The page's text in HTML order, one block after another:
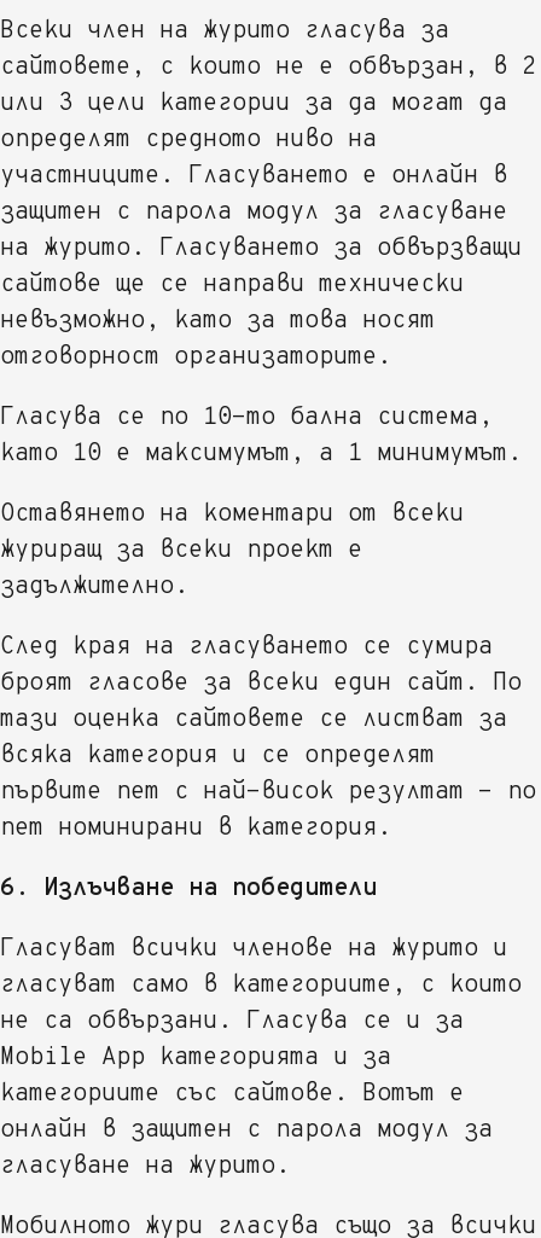
Всеки член на журито гласува за
сайтовете, с които не е обвързан, в 2
или 3 цели категории за да могат да
определят средното ниво на
участниците. Гласуването е онлайн в
защитен с парола модул за гласуване
на журито. Гласуването за обвързващи
сайтове ще се направи технически
невъзможно, като за това носят
отговорност организаторите.
Гласува се по 10-то бална система,
като 10 е максимумът, а 1 минимумът.
Оставянето на коментари от всеки
журиращ за всеки проект е
задължително.
След края на гласуването се сумира
броят гласове за всеки един сайт. По
тази оценка сайтовете се листват за
всяка категория и се определят
първите пет с най-висок резултат - по
пет номинирани в категория.
6. Излъчване на победители
Гласуват всички членове на журито и
гласуват само в категориите, с които
не са обвързани. Гласува се и за
Mobile App категорията и за
категориите със сайтове. Вотът е
онлайн в защитен с парола модул за
гласуване на журито.
Мобилното жури гласува също за всички